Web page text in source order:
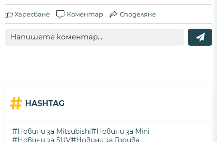
Харесване Коментар Споделяне
# HASHTAG
#Новини за Mitsubishi#Новини за Mini
#Новини за SUV#Новини за Горива